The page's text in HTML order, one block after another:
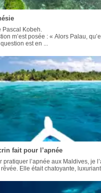
Pascal Kobeh.
m’est posée : « Alors Palau,
est en ...
fait pour l’apnée
pratiquer l’apnée aux Maldives, je
Elle était chatoyante,